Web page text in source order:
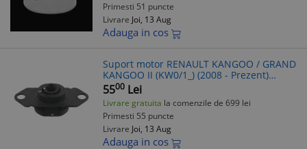
Primesti 51 puncte
Livrare Joi, 13 Aug
Adauga in cos
Suport motor RENAULT KANGOO / GRAND
KANGOO II (KW0/1_) (2008 - Prezent)
RINGER 1120015170
5500 Lei
Livrare gratuita la comenzile de 699 lei
Primesti 55 puncte
Livrare Joi, 13 Aug
Adauga in cos